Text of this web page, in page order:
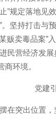
”规定落地
。坚持打击与
贩卖毒品案
民营经济发
环境。
党建
在突出位置